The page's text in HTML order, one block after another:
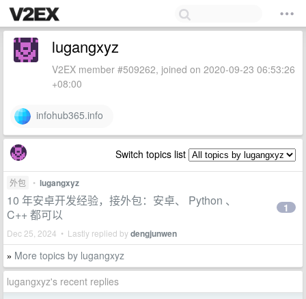
lugangxyz
V2EX member #509262, joined on 2020-09-23 06:53:26
+08:00
infohub365.info
Switch topics list
外包 • lugangxyz
10 年安卓开发经验，接外包：安卓、 Python 、
C++ 都可以
Dec 25, 2024 • Lastly replied bydengjunwen
1
» More topics by lugangxyz
lugangxyz's recent replies